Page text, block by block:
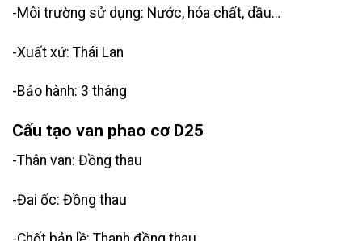
-Môi trường sử dụng: Nước, hóa chất, dầu…
-Xuất xứ: Thái Lan
-Bảo hành: 3 tháng
Cấu tạo van phao cơ D25
-Thân van: Đồng thau
-Đai ốc: Đồng thau